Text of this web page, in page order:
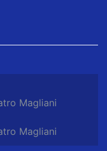
Magliani
Magliani